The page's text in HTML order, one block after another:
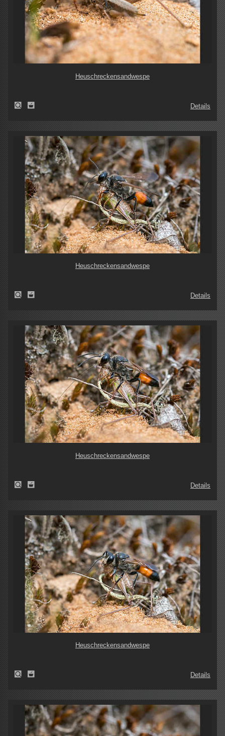
Heuschreckensandwespe
Details
Heuschreckensandwespe
Details
Heuschreckensandwespe
Details
Heuschreckensandwespe
Details